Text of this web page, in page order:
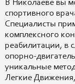
В Николаеве вы
спортивного
Специалисты
комплексного
реабилитации, в
опорно-
уникальные
Легкие